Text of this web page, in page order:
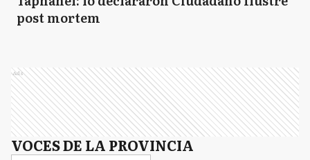
post mortem
Ads
VOCES DE LA PROVINCIA